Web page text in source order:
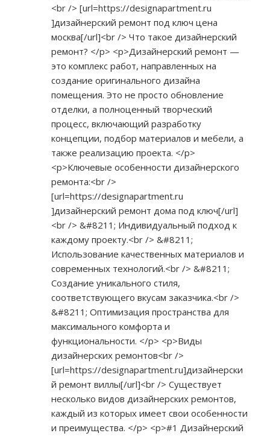
<br /> [url=https://designapartment.ru
]дизайнерский ремонт под ключ цена
москва[/url]<br /> Что такое дизайнерский
ремонт? </p> <p>Дизайнерский ремонт —
это комплекс работ, направленных на
создание оригинального дизайна
помещения. Это не просто обновление
отделки, а полноценный творческий
процесс, включающий разработку
концепции, подбор материалов и мебели, а
также реализацию проекта. </p>
<p>Ключевые особенности дизайнерского
ремонта:<br />
[url=https://designapartment.ru
]дизайнерский ремонт дома под ключ[/url]
<br /> &#8211; Индивидуальный подход к
каждому проекту.<br /> &#8211;
Использование качественных материалов и
современных технологий.<br /> &#8211;
Создание уникального стиля,
соответствующего вкусам заказчика.<br />
&#8211; Оптимизация пространства для
максимального комфорта и
функциональности. </p> <p>Виды
дизайнерских ремонтов<br />
[url=https://designapartment.ru]дизайнерски
й ремонт виллы[/url]<br /> Существует
несколько видов дизайнерских ремонтов,
каждый из которых имеет свои особенности
и преимущества. </p> <p>#1 Дизайнерский